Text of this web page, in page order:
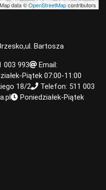
data ©OpenStreetMapcontributors
Bartosza
003 993
Email:
Piątek 07:00-11:00
18/2
Telefon: 511 003
Poniedziałek-Piątek